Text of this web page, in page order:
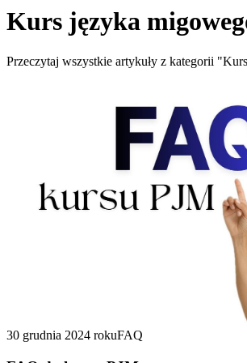
Kurs języka
Przeczytaj wszystkie artykuły z kategorii
30 grudnia 2024 rokuFAQ